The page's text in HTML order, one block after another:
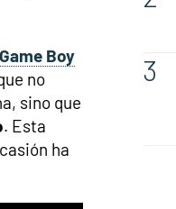
Boy
no
sino que
. Esta
ha